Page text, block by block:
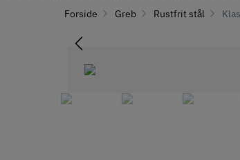
Forside Greb Rustfrit stål